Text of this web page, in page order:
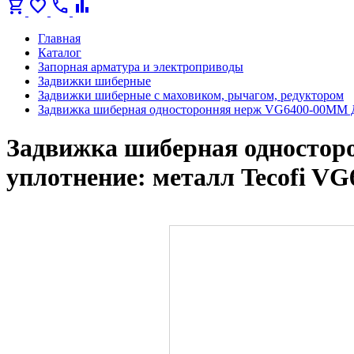
shopping_cart favorite call bar_chart
Главная
Каталог
Запорная арматура и электроприводы
Задвижки шиберные
Задвижки шиберные с маховиком, рычагом, редуктором
Задвижка шиберная односторонняя нерж VG6400-
Задвижка шиберная
уплотнение: металл Tecofi